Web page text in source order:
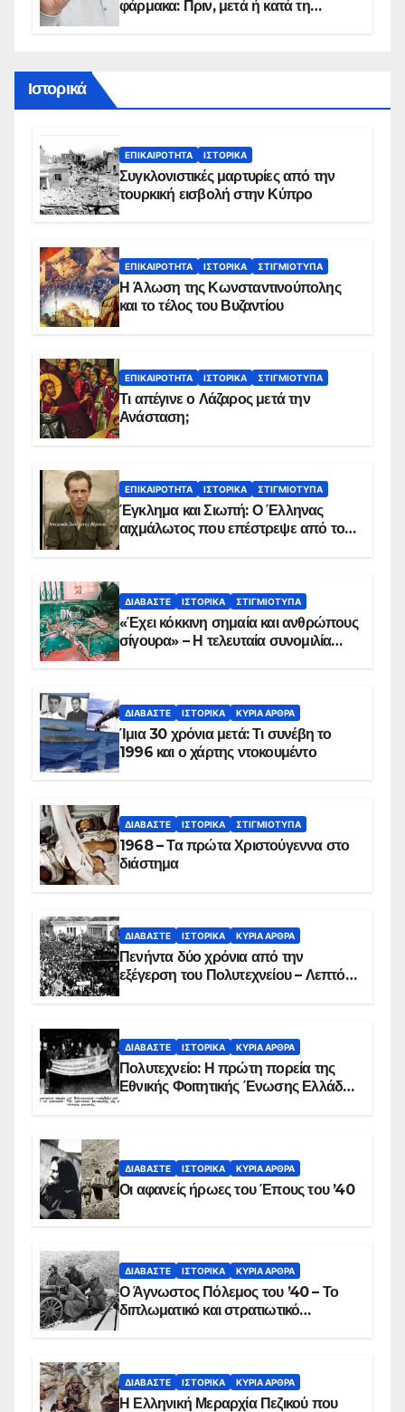
φάρμακα: Πριν, μετά ή κατά τη
Ιστορικά
ΕΠΙΚΑΙΡΌΤΗΤΑ ΙΣΤΟΡΙΚΆ
Συγκλονιστικές μαρτυρίες από την
τουρκική εισβολή στην Κύπρο
ΕΠΙΚΑΙΡΌΤΗΤΑ ΙΣΤΟΡΙΚΆ ΣΤΙΓΜΙΌΤΥΠΑ
Η Άλωση της Κωνσταντινούπολης
και το τέλος του Βυζαντίου
ΕΠΙΚΑΙΡΌΤΗΤΑ ΙΣΤΟΡΙΚΆ ΣΤΙΓΜΙΌΤΥΠΑ
Τι απέγινε ο Λάζαρος μετά την
Ανάσταση;
ΕΠΙΚΑΙΡΌΤΗΤΑ ΙΣΤΟΡΙΚΆ ΣΤΙΓΜΙΌΤΥΠΑ
Έγκλημα και Σιωπή: Ο Έλληνας
αιχμάλωτος που επέστρεψε από το
ΔΙΑΒΆΣΤΕ ΙΣΤΟΡΙΚΆ ΣΤΙΓΜΙΌΤΥΠΑ
«Έχει κόκκινη σημαία και ανθρώπους
σίγουρα» – Η τελευταία συνομιλία
ΔΙΑΒΆΣΤΕ ΙΣΤΟΡΙΚΆ ΚΥΡΙΑ ΑΡΘΡΑ
Ίμια 30 χρόνια μετά: Τι συνέβη το
1996 και ο χάρτης ντοκουμέντο
ΔΙΑΒΆΣΤΕ ΙΣΤΟΡΙΚΆ ΣΤΙΓΜΙΌΤΥΠΑ
1968 – Τα πρώτα Χριστούγεννα στο
διάστημα
ΔΙΑΒΆΣΤΕ ΙΣΤΟΡΙΚΆ ΚΥΡΙΑ ΑΡΘΡΑ
Πενήντα δύο χρόνια από την
εξέγερση του Πολυτεχνείου – Λεπτό
ΔΙΑΒΆΣΤΕ ΙΣΤΟΡΙΚΆ ΚΥΡΙΑ ΑΡΘΡΑ
Πολυτεχνείο: Η πρώτη πορεία της
Εθνικής Φοιτητικής Ένωσης Ελλάδος
ΔΙΑΒΆΣΤΕ ΙΣΤΟΡΙΚΆ ΚΥΡΙΑ ΑΡΘΡΑ
Οι αφανείς ήρωες του Έπους του ’40
ΔΙΑΒΆΣΤΕ ΙΣΤΟΡΙΚΆ ΚΥΡΙΑ ΑΡΘΡΑ
Ο Άγνωστος Πόλεμος του ’40 – Το
διπλωματικό και στρατιωτικό
ΔΙΑΒΆΣΤΕ ΙΣΤΟΡΙΚΆ ΚΥΡΙΑ ΑΡΘΡΑ
Η Ελληνική Μεραρχία Πεζικού που